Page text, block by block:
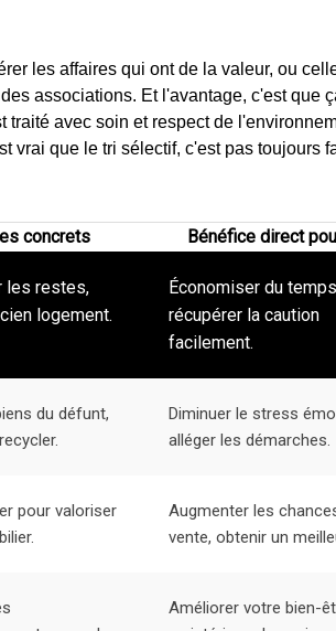
les affaires qui ont de la valeur, ou
associations. Et l'avantage, c'est que
avec soin et respect de
vrai que le tri sélectif, c'est pas toujours
concrets Bénéfice direct
les restes,
logement.
Économiser du
récupérer la caution
facilement.
du défunt,
Diminuer le stress
alléger les démarches.
pour valoriser
Augmenter les
vente, obtenir un
Améliorer votre bien-